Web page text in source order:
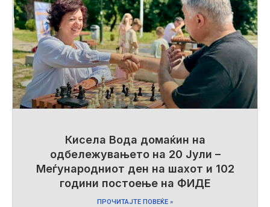
Кисела Вода домаќин на
одбележувањето на 20 Јули –
Меѓународниот ден на шахот и 102
години постоење на ФИДЕ
ПРОЧИТАЈТЕ ПОВЕЌЕ »